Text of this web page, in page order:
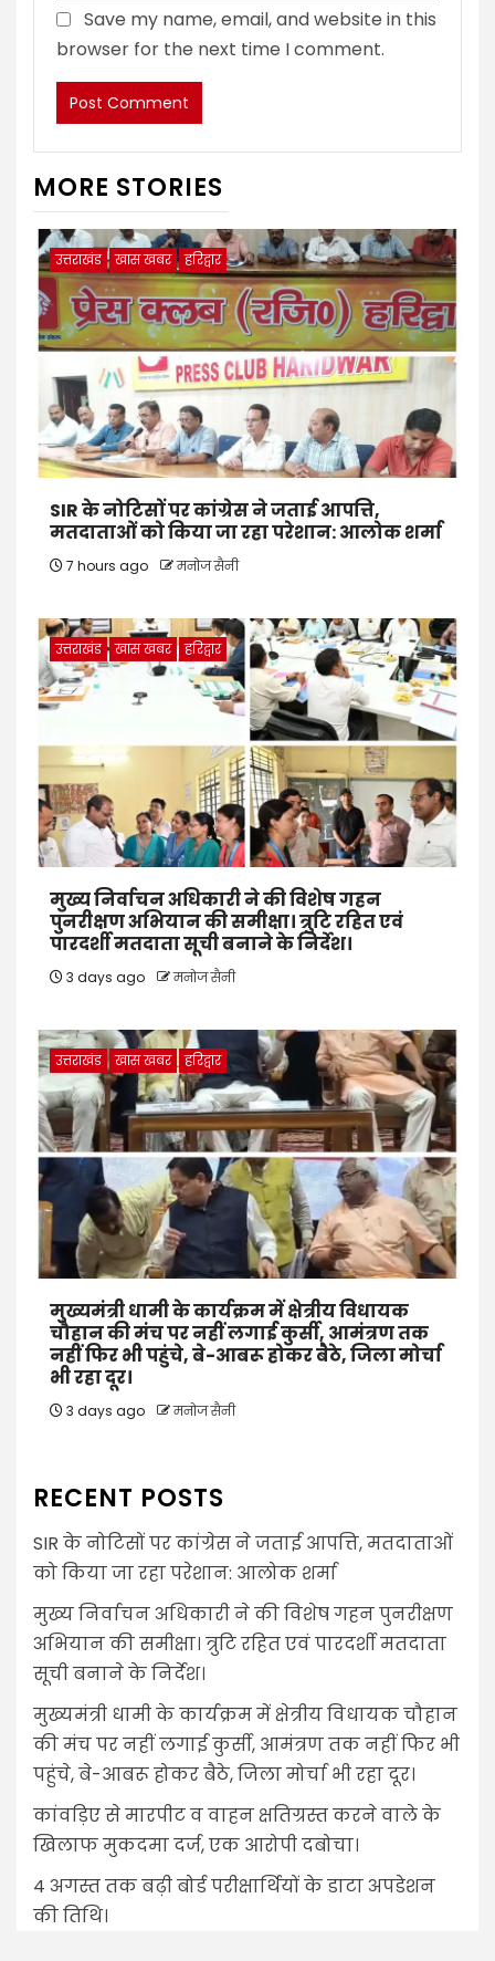
Save my name, email, and website in this
browser for the next time I comment.
MORE STORIES
उत्तराखंड खास खबर हरिद्वार
SIR के नोटिसों पर कांग्रेस ने जताई आपत्ति,
मतदाताओं को किया जा रहा परेशान: आलोक शर्मा
7 hours ago मनोज सैनी
उत्तराखंड खास खबर हरिद्वार
मुख्य निर्वाचन अधिकारी ने की विशेष गहन
पुनरीक्षण अभियान की समीक्षा। त्रुटि रहित एवं
पारदर्शी मतदाता सूची बनाने के निर्देश।
3 days ago मनोज सैनी
उत्तराखंड खास खबर हरिद्वार
मुख्यमंत्री धामी के कार्यक्रम में क्षेत्रीय विधायक
चौहान की मंच पर नहीं लगाई कुर्सी, आमंत्रण तक
नहीं फिर भी पहुंचे, बे-आबरू होकर बैठे, जिला मोर्चा
भी रहा दूर।
3 days ago मनोज सैनी
RECENT POSTS
SIR के नोटिसों पर कांग्रेस ने जताई आपत्ति, मतदाताओं
को किया जा रहा परेशान: आलोक शर्मा
मुख्य निर्वाचन अधिकारी ने की विशेष गहन पुनरीक्षण
अभियान की समीक्षा। त्रुटि रहित एवं पारदर्शी मतदाता
सूची बनाने के निर्देश।
मुख्यमंत्री धामी के कार्यक्रम में क्षेत्रीय विधायक चौहान
की मंच पर नहीं लगाई कुर्सी, आमंत्रण तक नहीं फिर भी
पहुंचे, बे-आबरू होकर बैठे, जिला मोर्चा भी रहा दूर।
कांवड़िए से मारपीट व वाहन क्षतिग्रस्त करने वाले के
खिलाफ मुकदमा दर्ज, एक आरोपी दबोचा।
4 अगस्त तक बढ़ी बोर्ड परीक्षार्थियों के डाटा अपडेशन
की तिथि।